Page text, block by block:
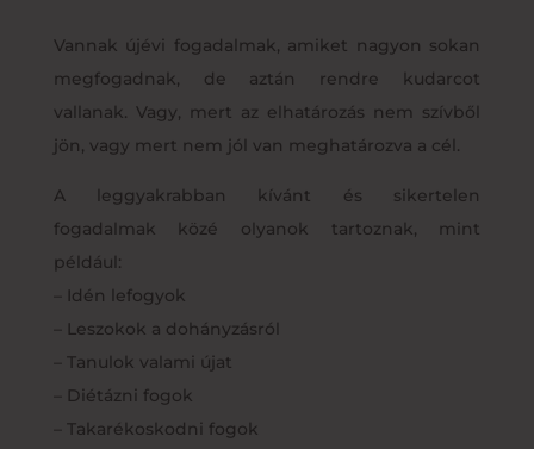
Vannak újévi fogadalmak, amiket nagyon sokan
megfogadnak, de aztán rendre kudarcot
vallanak. Vagy, mert az elhatározás nem szívből
jön, vagy mert nem jól van meghatározva a cél.
A leggyakrabban kívánt és sikertelen
fogadalmak közé olyanok tartoznak, mint
például:
– Idén lefogyok
– Leszokok a dohányzásról
– Tanulok valami újat
– Diétázni fogok
– Takarékoskodni fogok